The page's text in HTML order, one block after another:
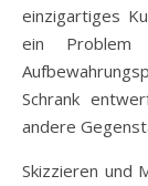
einzigartiges
ein Problem
Schrank
andere
Skizzieren und